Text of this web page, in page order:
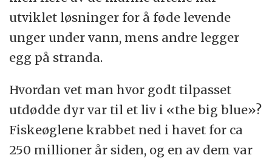
utviklet løsninger for å føde levende
unger under vann, mens andre legger
egg på stranda.
Hvordan vet man hvor godt tilpasset
utdødde dyr var til et liv i «the big blue»?
Fiskeøglene krabbet ned i havet for ca
250 millioner år siden, og en av dem var